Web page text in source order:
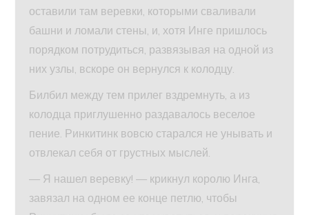
оставили там веревки, которыми сваливали
башни и ломали стены, и, хотя Инге пришлось
порядком потрудиться, развязывая на одной из
них узлы, вскоре он вернулся к колодцу.
Билбил между тем прилег вздремнуть, а из
колодца приглушенно раздавалось веселое
пение. Ринкитинк вовсю старался не унывать и
отвлекал себя от грустных мыслей.
— Я нашел веревку! — крикнул королю Инга,
завязал на одном ее конце петлю, чтобы